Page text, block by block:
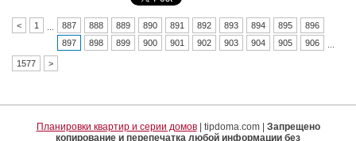
< 1 887 888 889 890 891 892 893 894 895
896
897
898 899 900 901 902 903 904 905 906
1577
>
Планировки квартир и серии домов| tipdoma.com | Запрещено
копирование и перепечатка любой информации без